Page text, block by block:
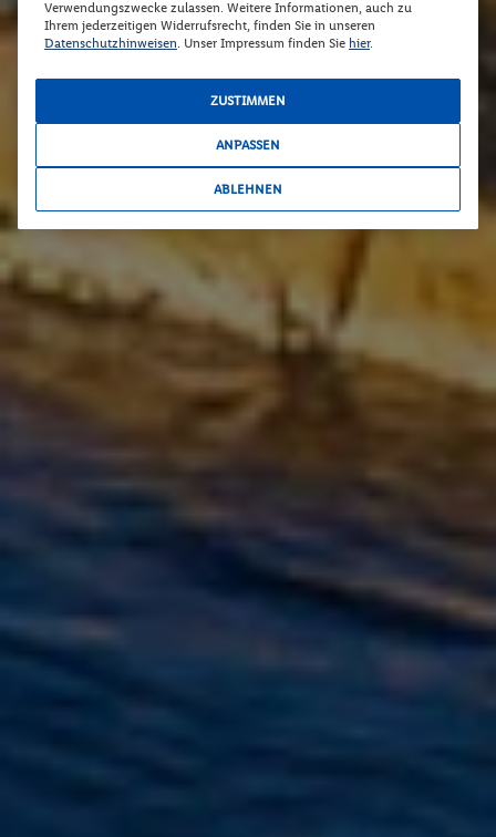
Verwendungszwecke zulassen. Weitere Informationen, auch zu
Ihrem jederzeitigen Widerrufsrecht, finden Sie in unseren
Datenschutzhinweisen. Unser Impressum finden Sie hier.
ZUSTIMMEN
ANPASSEN
ABLEHNEN